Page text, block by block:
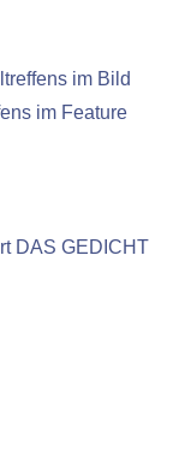
im Bild
im Feature
DAS GEDICHT